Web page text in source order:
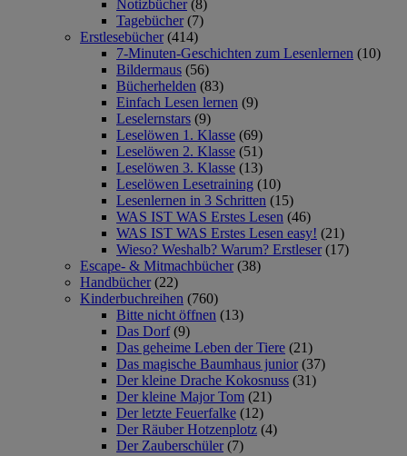
Notizbücher (8)
Tagebücher (7)
Erstlesebücher (414)
7-Minuten-Geschichten zum Lesenlernen (10)
Bildermaus (56)
Bücherhelden (83)
Einfach Lesen lernen (9)
Leselernstars (9)
Leselöwen 1. Klasse (69)
Leselöwen 2. Klasse (51)
Leselöwen 3. Klasse (13)
Leselöwen Lesetraining (10)
Lesenlernen in 3 Schritten (15)
WAS IST WAS Erstes Lesen (46)
WAS IST WAS Erstes Lesen easy! (21)
Wieso? Weshalb? Warum? Erstleser (17)
Escape- & Mitmachbücher (38)
Handbücher (22)
Kinderbuchreihen (760)
Bitte nicht öffnen (13)
Das Dorf (9)
Das geheime Leben der Tiere (21)
Das magische Baumhaus junior (37)
Der kleine Drache Kokosnuss (31)
Der kleine Major Tom (21)
Der letzte Feuerfalke (12)
Der Räuber Hotzenplotz (4)
Der Zauberschüler (7)